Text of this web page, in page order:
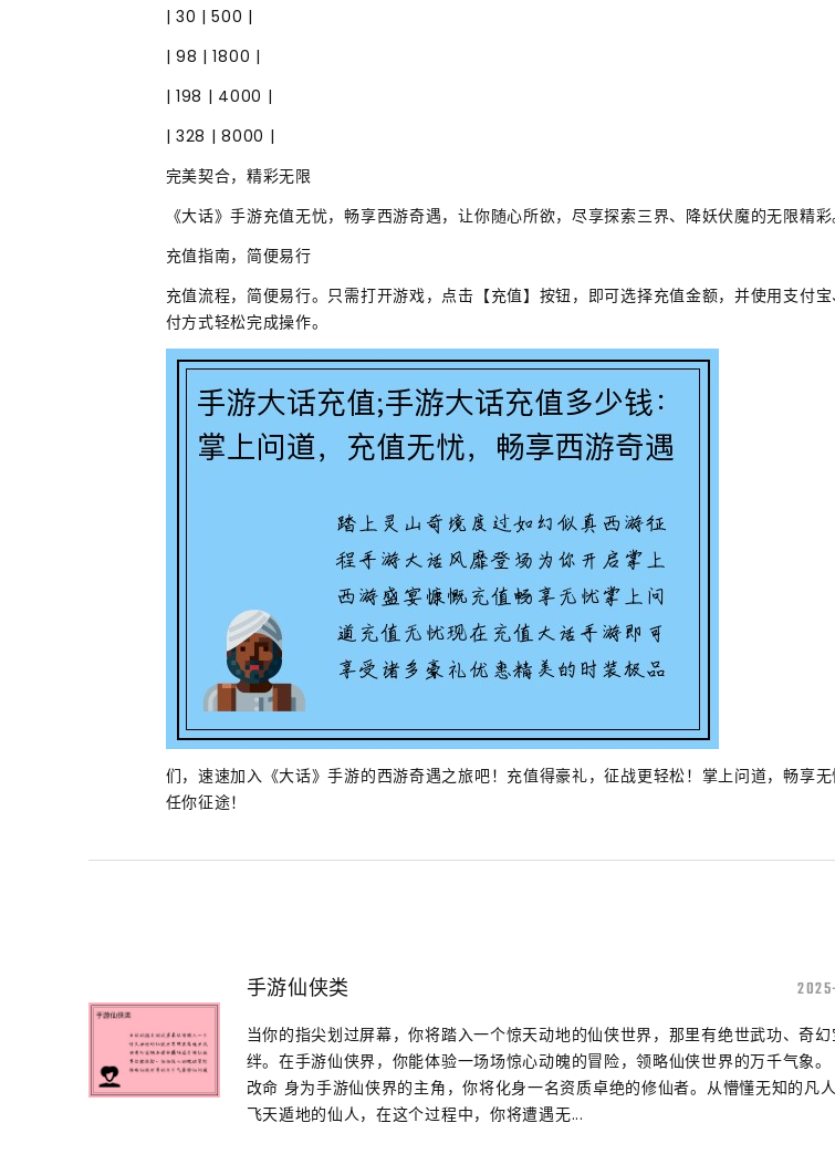
| 30 | 500 |
| 98 | 1800 |
| 198 | 4000 |
| 328 | 8000 |
完美契合，精彩无限
《大话》手游充值无忧，畅享西游奇遇，让你随心所欲，尽享探索三界、降妖伏魔的无限精彩
充值指南，简便易行
充值流程，简便易行。只需打开游戏，点击【充值】按钮，即可选择充值金额，并使用支付
付方式轻松完成操作。
们，速速加入《大话》手游的西游奇遇之旅吧！充值得豪礼，征战更轻松！掌上问道，畅享无
任你征途！
手游仙侠类
当你的指尖划过屏幕，你将踏入一个惊天动地的仙侠世界，那里有绝世武功、奇
绊。在手游仙侠界，你能体验一场场惊心动魄的冒险，领略仙侠世界的万千气象
改命 身为手游仙侠界的主角，你将化身一名资质卓绝的修仙者。从懵懂无知的凡
飞天遁地的仙人，在这个过程中，你将遭遇无...